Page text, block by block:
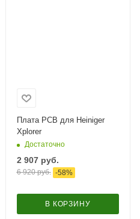
Плата PCB для Heiniger
Xplorer
Достаточно
2 907руб.
6 920руб. -58%
В КОРЗИНУ